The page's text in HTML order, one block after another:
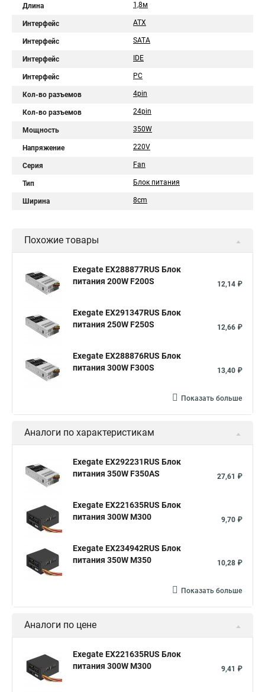
Длина 1,8м
Интерфейс ATX
Интерфейс SATA
Интерфейс IDE
Интерфейс PC
Кол-во разъемов 4pin
Кол-во разъемов 24pin
Мощность 350W
Напряжение 220V
Серия Fan
Тип Блок питания
Ширина 8cm
Похожие товары
Exegate EX288877RUS Блок
питания 200W F200S
12,14 ₽
Exegate EX291347RUS Блок
питания 250W F250S
12,66 ₽
Exegate EX288876RUS Блок
питания 300W F300S
13,40 ₽
Показать больше
Аналоги по характеристикам
Exegate EX292231RUS Блок
питания 350W F350AS
27,61 ₽
Exegate EX221635RUS Блок
питания 300W M300
9,70 ₽
Exegate EX234942RUS Блок
питания 350W M350
10,28 ₽
Показать больше
Аналоги по цене
Exegate EX221635RUS Блок
питания 300W M300
9,41 ₽